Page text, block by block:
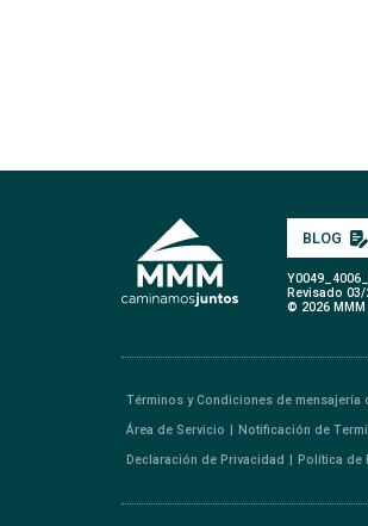
BLOG
Revisado 03/
© 2026 MMM
Términos y Condiciones de mensajería
Área de Servicio
Notificación de
Declaración de Privacidad
Política de